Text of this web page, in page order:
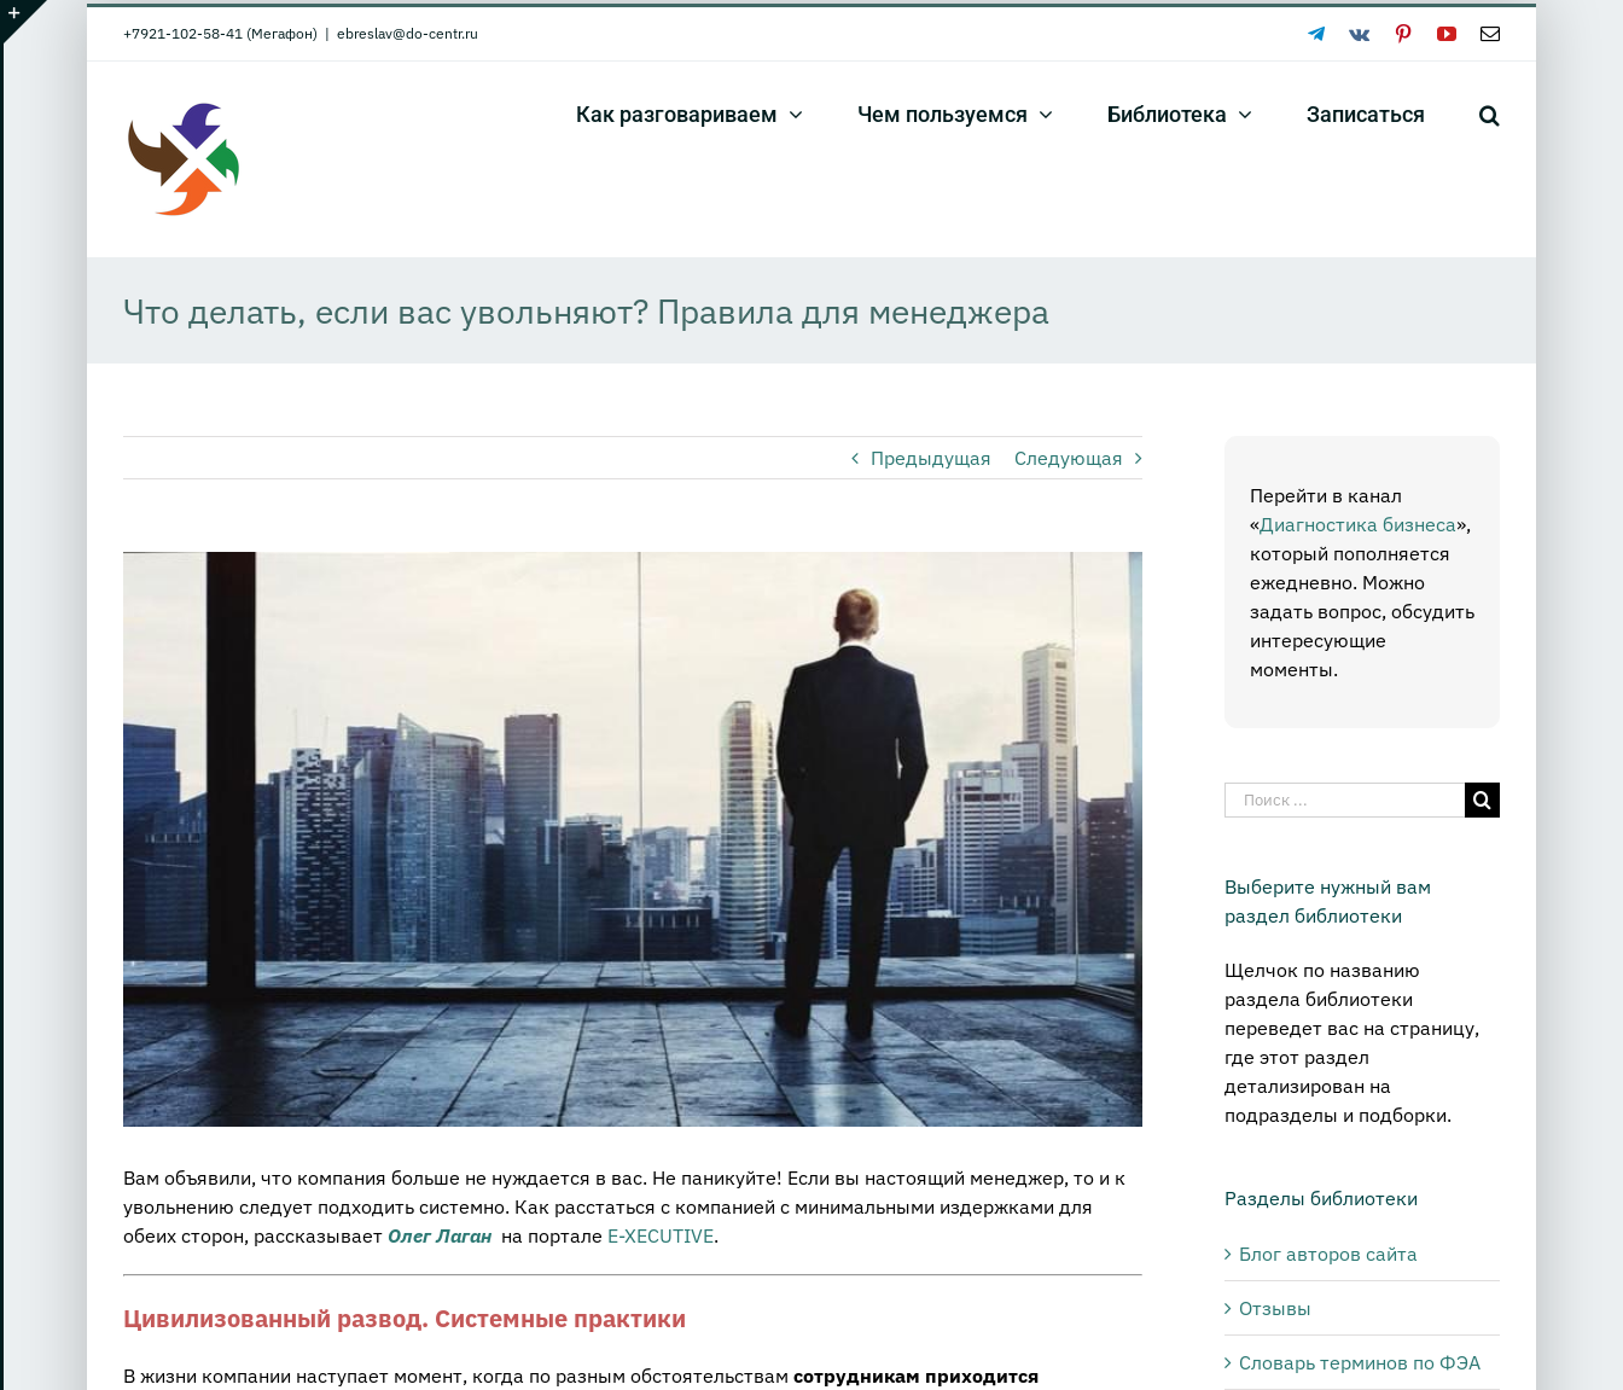
Skip
to
+7921-102-58-41 (Мегафон) | ebreslav@do-centr.ru Telegram
Vk PinterestYouTubeEmail
Как разговариваем Чем пользуемся Библиотека Записаться
Что делать, если вас увольняют? Правила для менеджера
Предыдущая Следующая
Вам объявили, что компания больше не нуждается в вас. Не паникуйте! Если вы настоящий менеджер, то и к
увольнению следует подходить системно. Как расстаться с компанией с минимальными издержками для
обеих сторон, рассказывает Олег Лаган на портале E-XECUTIVE.
Цивилизованный развод. Системные практики
В жизни компании наступает момент, когда по разным обстоятельствам сотрудникам приходится
Перейти в канал
«Диагностика бизнеса»,
который пополняется
ежедневно. Можно
задать вопрос, обсудить
интересующие
моменты.
Результат
поиска:
Выберите нужный вам
раздел библиотеки
Щелчок по названию
раздела библиотеки
переведет вас на страницу,
где этот раздел
детализирован на
подразделы и подборки.
Разделы библиотеки
Блог авторов сайта
Отзывы
Словарь терминов по ФЭА